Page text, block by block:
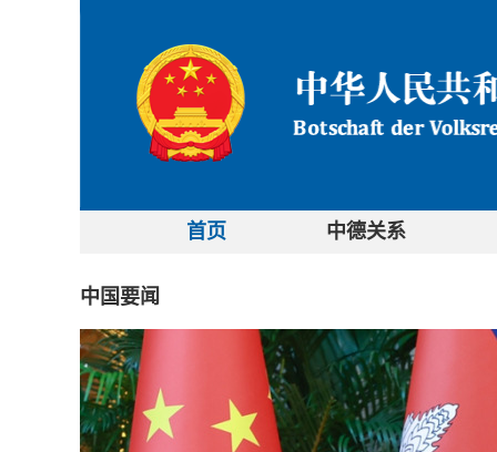
首页 中德关系
中国要闻